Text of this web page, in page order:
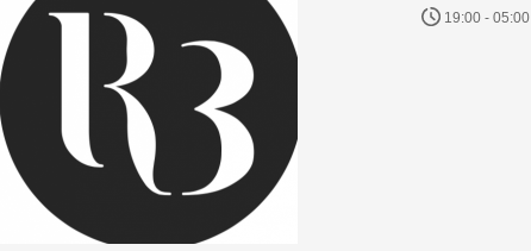
19:00 - 05:00